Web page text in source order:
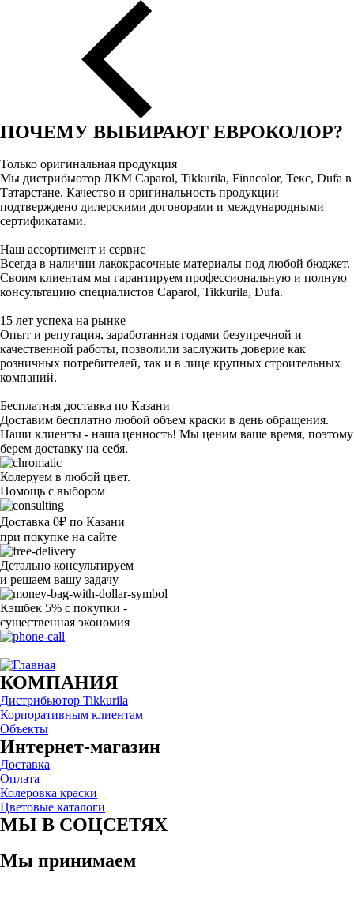
ПОЧЕМУ ВЫБИРАЮТ ЕВРОКОЛОР?
Только оригинальная продукция
Мы дистрибьютор ЛКМ Caparol, Tikkurila, Finncolor, Текс, Dufa в
Татарстане. Качество и оригинальность продукции
подтверждено дилерскими договорами и международными
сертификатами.
Наш ассортимент и сервис
Всегда в наличии лакокрасочные материалы под любой бюджет.
Своим клиентам мы гарантируем профессиональную и полную
консультацию специалистов Caparol, Tikkurila, Dufa.
15 лет успеха на рынке
Опыт и репутация, заработанная годами безупречной и
качественной работы, позволили заслужить доверие как
розничных потребителей, так и в лице крупных строительных
компаний.
Бесплатная доставка по Казани
Доставим бесплатно любой объем краски в день обращения.
Наши клиенты - наша ценность! Мы ценим ваше время, поэтому
берем доставку на себя.
Колеруем в любой цвет.
Помощь с выбором
Доставка 0₽ по Казани
при покупке на сайте
Детально консультируем
и решаем вашу задачу
Кэшбек 5% с покупки -
существенная экономия
КОМПАНИЯ
Дистрибьютор Tikkurila
Корпоративным клиентам
Объекты
Интернет-магазин
Доставка
Оплата
Колеровка краски
Цветовые каталоги
МЫ В СОЦСЕТЯХ
Мы принимаем